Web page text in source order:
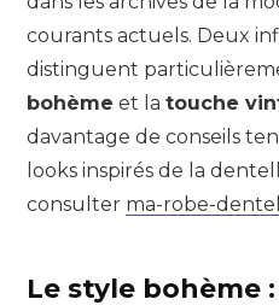
courants actuels. Deux
distinguent
bohème et la touche
davantage de conseils
looks inspirés de la
consulter ma-robe-
Le style bohème